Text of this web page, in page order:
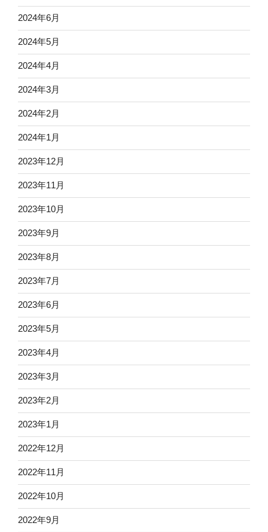
2024年6月
2024年5月
2024年4月
2024年3月
2024年2月
2024年1月
2023年12月
2023年11月
2023年10月
2023年9月
2023年8月
2023年7月
2023年6月
2023年5月
2023年4月
2023年3月
2023年2月
2023年1月
2022年12月
2022年11月
2022年10月
2022年9月